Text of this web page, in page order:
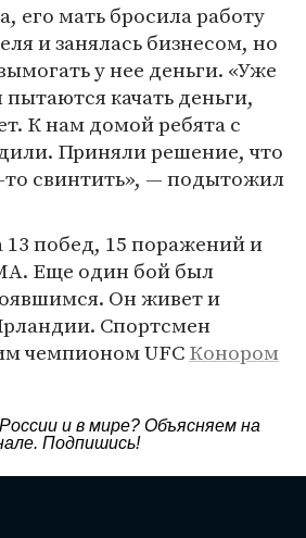
его мать бросила работу
и занялась бизнесом, но
у нее деньги. «Уже
качать деньги,
К нам домой ребята с
Приняли решение, что
свинтить», — подытожил
13 побед, 15 поражений и
Еще один бой был
Он живет и
Спортсмен
чемпионом UFCКонором
и в мире? Объясняем на
. Подпишись!